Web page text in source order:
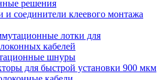
решения
и соединители клеевого монтажа
лотки для
кабелей
шнуры
для быстрой установки 900 мкм